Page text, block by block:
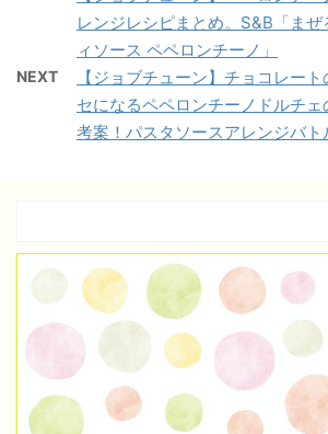
レンジレシピまとめ。S&B「ま
ィソース ペペロンチーノ」
NEXT
【ジョブチューン】チョコレー
セになるペペロンチーノドルチ
考案！パスタソースアレンジバト